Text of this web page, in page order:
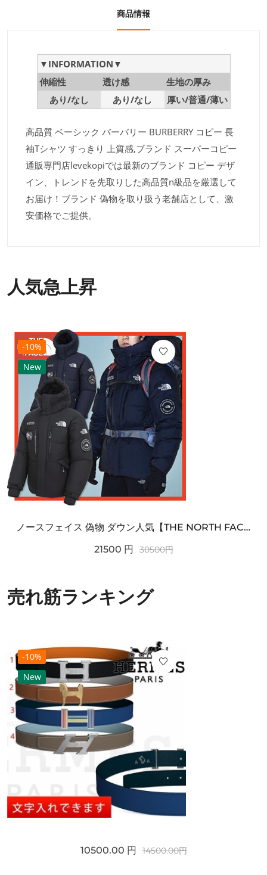
商品情報
▼INFORMATION▼
伸縮性
透け感
生地の厚み
あり/なし
あり/なし 厚い/普通/薄い
高品質 ベーシック バーバリー BURBERRY コピー 長
袖Tシャツ すっきり 上質感,ブランド スーパーコピー
通販専門店levekopiでは最新のブランド コピー デザ
イン、トレンドを先取りした高品質n級品を厳選して
お届け！ブランド 偽物を取り扱う老舗店として、激
安価格でご提供。
人気急上昇
-10%
New
ノースフェイス 偽物 ダウン人気【THE NORTH FACE】M'S 7 SUMMIT HIM...
21500 円 30500円
売れ筋ランキング
-10%
New
10500.00 円 14500.00円